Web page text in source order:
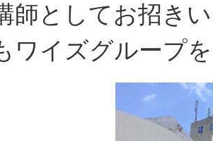
師としてお招き
ワイズグループ